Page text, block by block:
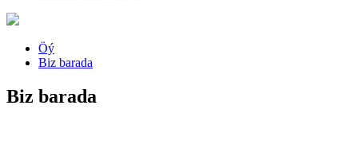
Öý
Biz barada
Biz barada